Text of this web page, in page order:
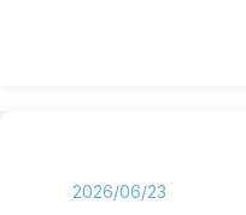
2026/06/23